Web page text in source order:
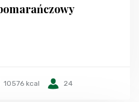
10576 kcal 24